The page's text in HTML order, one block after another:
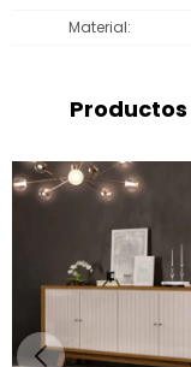
Material